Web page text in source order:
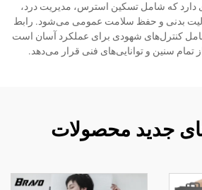
دارد که شامل تسکین استرس، مدیریت درد،
بدنی و حفظ سلامت عمومی می‌شود. رابط
کنترل‌های شهودی برای عملکرد آسان است
تمام سنین و توانایی‌های فنی قرار می‌دهد.
جدید محصولات